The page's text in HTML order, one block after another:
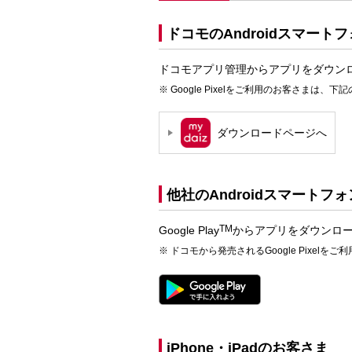
ドコモのAndroidスマート
ドコモアプリ管理からアプリをダウ
Google Pixelをご利用のお客さまは、下記
ダウンロードページへ
他社のAndroidスマートフ
Google PlayTMからアプリをダウンロ
ドコモから発売されるGoogle Pixelをご
iPhone・iPadのお客さま